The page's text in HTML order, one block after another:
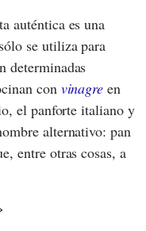
auténtica es una
se utiliza para
determinadas
con vinagre en
el panforte italiano y
alternativo: pan
entre otras cosas, a